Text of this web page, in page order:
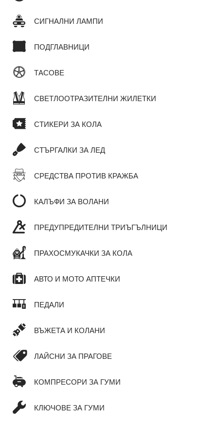
СИГНАЛНИ ЛАМПИ
ПОДГЛАВНИЦИ
ТАСОВЕ
СВЕТЛООТРАЗИТЕЛНИ ЖИЛЕТКИ
СТИКЕРИ ЗА КОЛА
СТЪРГАЛКИ ЗА ЛЕД
СРЕДСТВА ПРОТИВ КРАЖБА
КАЛЪФИ ЗА ВОЛАНИ
ПРЕДУПРЕДИТЕЛНИ ТРИЪГЪЛНИЦИ
ПРАХОСМУКАЧКИ ЗА КОЛА
АВТО И МОТО АПТЕЧКИ
ПЕДАЛИ
ВЪЖЕТА И КОЛАНИ
ЛАЙСНИ ЗА ПРАГОВЕ
КОМПРЕСОРИ ЗА ГУМИ
КЛЮЧОВЕ ЗА ГУМИ